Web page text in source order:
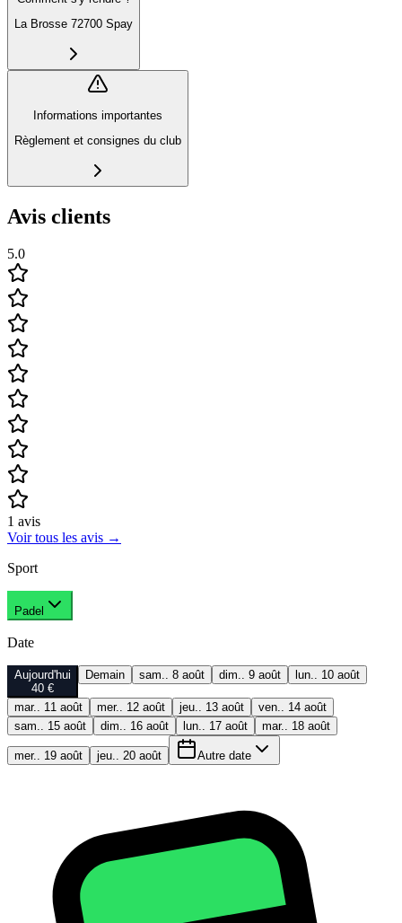
La Brosse 72700 Spay
Informations importantes
Règlement et consignes du club
Avis clients
5.0
1 avis
Voir tous les avis →
Sport
Padel
Date
Aujourd'hui
40 €
Demain sam.. 8 août dim.. 9 août lun.. 10 août
mar.. 11 août mer.. 12 août jeu.. 13 août
ven.. 14 août
sam.. 15 août
dim.. 16 août lun.. 17 août mar.. 18 août
mer.. 19 août jeu.. 20 août Autre date